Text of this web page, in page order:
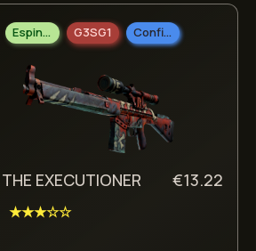
Espingarda G3SG1 Confidencial
THE EXECUTIONER €13.22
★★★☆☆